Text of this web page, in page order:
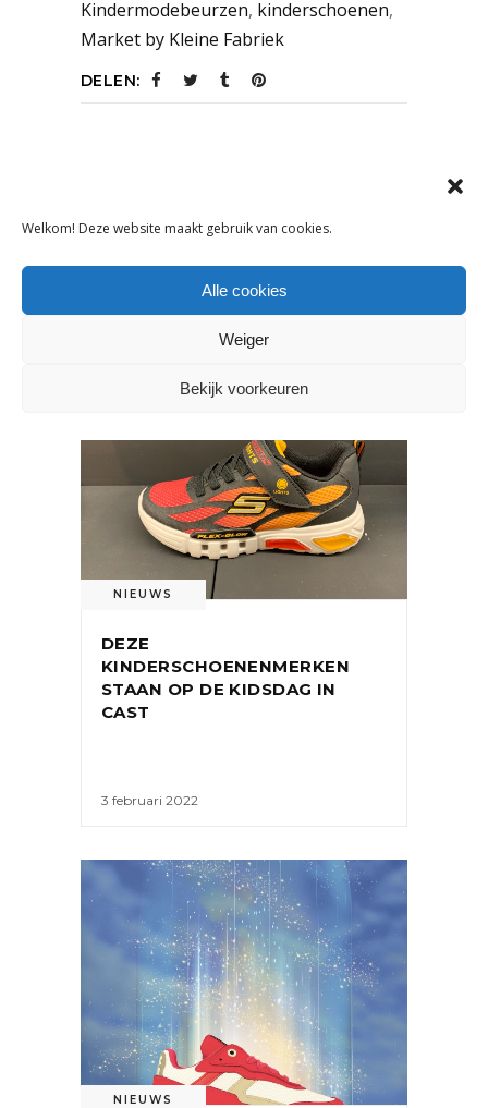
Welkom! Deze website maakt gebruik van cookies.
Alle cookies
Weiger
Bekijk voorkeuren
Kindermodebeurzen, kinderschoenen,
Market by Kleine Fabriek
DELEN:
OOK INTERESSANT
NIEUWS
DEZE
KINDERSCHOENENMERKEN
STAAN OP DE KIDSDAG IN
CAST
3 februari 2022
NIEUWS